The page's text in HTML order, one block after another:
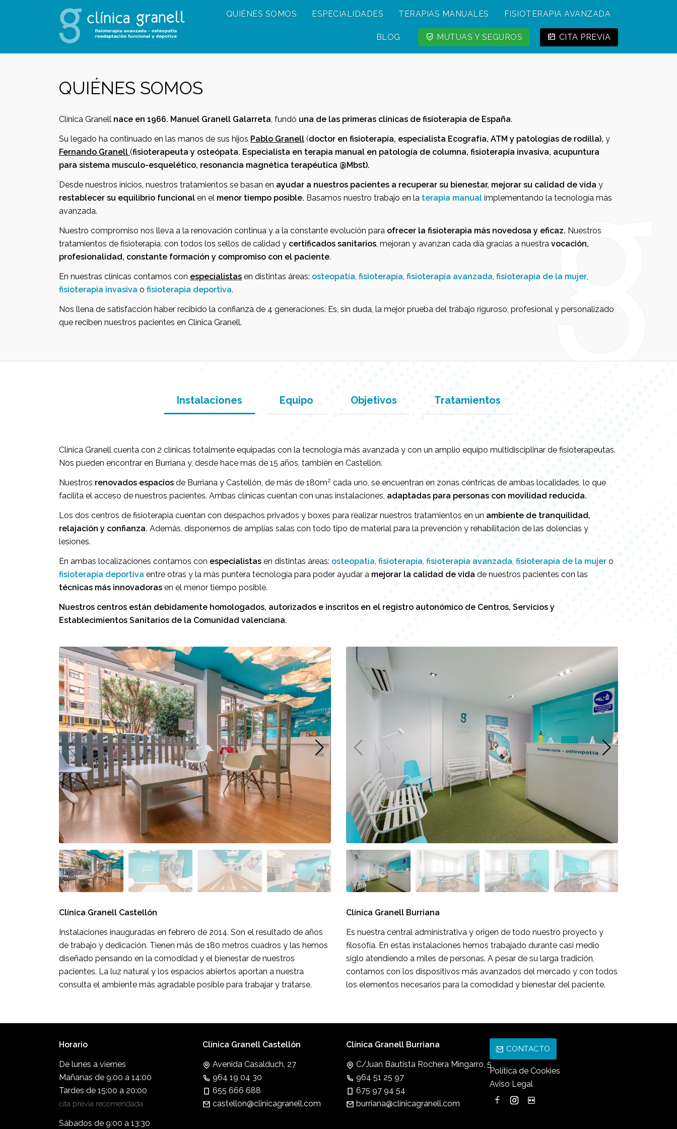
QUIÉNES SOMOS ESPECIALIDADES TERAPIAS MANUALES FISIOTERAPIA AVANZADA
BLOG MUTUAS Y SEGUROS CITA PREVIA
QUIÉNES SOMOS
Clínica Granell nace en 1966. Manuel Granell Galarreta, fundó una de las primeras clínicas de fisioterapia de España.
Su legado ha continuado en las manos de sus hijos Pablo Granell (doctor en fisioterapia, especialista Ecografía, ATM y patologías de rodilla), y
Fernando Granell (fisioterapeuta y osteópata. Especialista en terapia manual en patología de columna, fisioterapia invasiva, acupuntura
para sistema musculo-esquelético, resonancia magnética terapéutica @Mbst).
Desde nuestros inicios, nuestros tratamientos se basan en ayudar a nuestros pacientes a recuperar su bienestar, mejorar su calidad de vida y
restablecer su equilibrio funcional en el menor tiempo posible. Basamos nuestro trabajo en la terapia manual implementando la tecnología más
avanzada.
Nuestro compromiso nos lleva a la renovación continua y a la constante evolución para ofrecer la fisioterapia más novedosa y eficaz. Nuestros
tratamientos de fisioterapia, con todos los sellos de calidad y certificados sanitarios, mejoran y avanzan cada día gracias a nuestra vocación,
profesionalidad, constante formación y compromiso con el paciente.
En nuestras clínicas contamos con especialistas en distintas áreas: osteopatía, fisioterapia, fisioterapia avanzada, fisioterapia de la mujer,
fisioterapia invasiva o fisioterapia deportiva.
Nos llena de satisfacción haber recibido la confianza de 4 generaciones. Es, sin duda, la mejor prueba del trabajo riguroso, profesional y personalizado
que reciben nuestros pacientes en Clínica Granell.
Instalaciones Equipo Objetivos Tratamientos
Clínica Granell cuenta con 2 clínicas totalmente equipadas con la tecnología más avanzada y con un amplio equipo multidisciplinar de fisioterapeutas.
Nos pueden encontrar en Burriana y, desde hace más de 15 años, también en Castellón.
Nuestros renovados espacios de Burriana y Castellón, de más de 180m2 cada uno, se encuentran en zonas céntricas de ambas localidades, lo que
facilita el acceso de nuestros pacientes. Ambas clínicas cuentan con unas instalaciones, adaptadas para personas con movilidad reducida.
Los dos centros de fisioterapia cuentan con despachos privados y boxes para realizar nuestros tratamientos en un ambiente de tranquilidad,
relajación y confianza. Además, disponemos de amplias salas con todo tipo de material para la prevención y rehabilitación de las dolencias y
lesiones.
En ambas localizaciones contamos con especialistas en distintas áreas: osteopatía, fisioterapia, fisioterapia avanzada, fisioterapia de la mujer o
fisioterapia deportiva entre otras y la más puntera tecnología para poder ayudar a mejorar la calidad de vida de nuestros pacientes con las
técnicas más innovadoras en el menor tiempo posible.
Nuestros centros están debidamente homologados, autorizados e inscritos en el registro autonómico de Centros, Servicios y
Establecimientos Sanitarios de la Comunidad valenciana.
Clínica Granell Castellón
Instalaciones inauguradas en febrero de 2014. Son el resultado de años
de trabajo y dedicación. Tienen más de 180 metros cuadros y las hemos
diseñado pensando en la comodidad y el bienestar de nuestros
pacientes. La luz natural y los espacios abiertos aportan a nuestra
consulta el ambiente más agradable posible para trabajar y tratarse.
Clínica Granell Burriana
Es nuestra central administrativa y origen de todo nuestro proyecto y
filosofía. En estas instalaciones hemos trabajado durante casi medio
siglo atendiendo a miles de personas. A pesar de su larga tradición,
contamos con los dispositivos más avanzados del mercado y con todos
los elementos necesarios para la comodidad y bienestar del paciente.
Horario
De lunes a viernes
Mañanas de 9:00 a 14:00
Tardes de 15:00 a 20:00
cita previa recomendada
Sábados de 9:00 a 13:30
Clínica Granell Castellón
Avenida Casalduch, 27
964 19 04 30
655 666 688
castellon@clinicagranell.com
Clínica Granell Burriana
C/Juan Bautista Rochera Mingarro, 5
964 51 25 97
675 97 94 54
burriana@clinicagranell.com
CONTACTO
Política de Cookies
Aviso Legal